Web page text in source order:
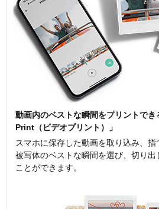
動画内のベストな瞬間をプリントで
Print（ビデオプリント）」
スマホに保存した動画を取り込み、
被写体のベストな瞬間を選び、切り
ことができます。